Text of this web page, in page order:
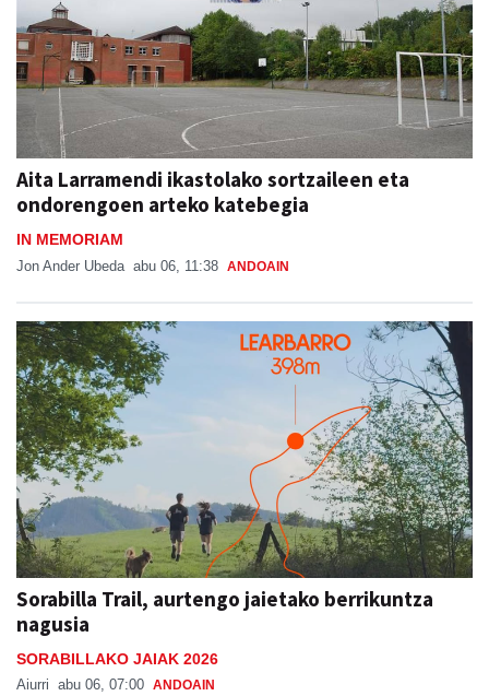
Aita Larramendi ikastolako sortzaileen eta
ondorengoen arteko katebegia
IN MEMORIAM
Jon Ander Ubeda abu 06, 11:38 ANDOAIN
Sorabilla Trail, aurtengo jaietako berrikuntza
nagusia
SORABILLAKO JAIAK 2026
Aiurri abu 06, 07:00 ANDOAIN